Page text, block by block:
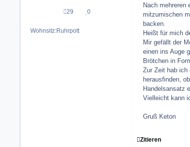
29
Beiträge
0
Reputation
Wohnsitz:Ruhrpott
Nach mehreren
mitzumischen
backen.
Heißt für mich
Mir gefällt der
einen ins Auge
Brötchen in
Zur Zeit hab ich
herausfinden,
Handelsansatz
Vielleicht kann
Gruß Keton
Zitieren